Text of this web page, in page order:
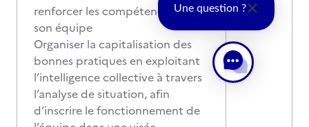
renforcer les compétences de
son équipe
Organiser la capitalisation des
bonnes pratiques en exploitant
l’intelligence collective à travers
l’analyse de situation, afin
d‘inscrire le fonctionnement de
Une question ?